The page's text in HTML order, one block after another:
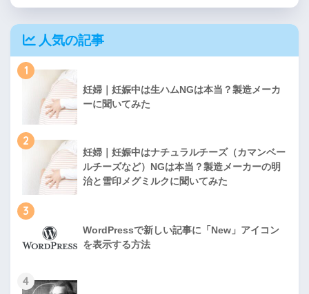
人気の記事
1
妊婦｜妊娠中は生ハムNGは本当？製造メーカ
ーに聞いてみた
2
妊婦｜妊娠中はナチュラルチーズ（カマンベー
ルチーズなど）NGは本当？製造メーカーの明
治と雪印メグミルクに聞いてみた
3
WordPressで新しい記事に「New」アイコン
を表示する方法
4